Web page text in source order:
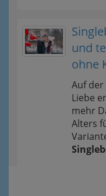
und
ohne
Auf
Liebe
mehr
Alters